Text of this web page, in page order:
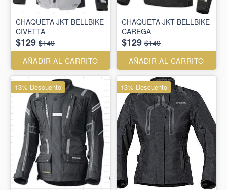
CHAQUETA JKT BELLBIKE
CIVETTA
$129 $149
AÑADIR AL CARRITO
CHAQUETA JKT BELLBIKE
CAREGA
$129 $149
AÑADIR AL CARRITO
13% Descuento 13% Descuento